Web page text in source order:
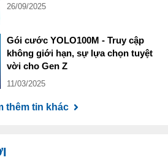
26/09/2025
Gói cước YOLO100M - Truy cập
không giới hạn, sự lựa chọn tuyệt
vời cho Gen Z
11/03/2025
thêm tin khác